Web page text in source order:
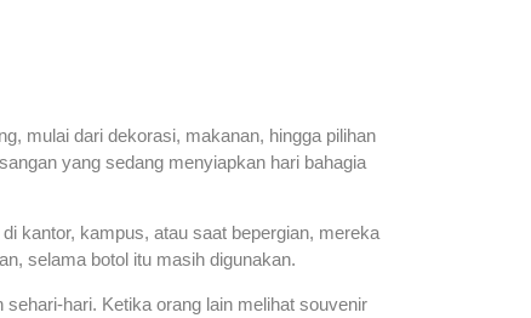
mulai dari dekorasi, makanan, hingga pilihan
yang sedang menyiapkan hari bahagia
kantor, kampus, atau saat bepergian, mereka
selama botol itu masih digunakan.
hari. Ketika orang lain melihat souvenir